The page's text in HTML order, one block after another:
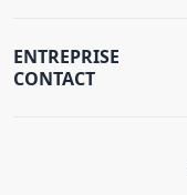
ENTREPRISE
CONTACT